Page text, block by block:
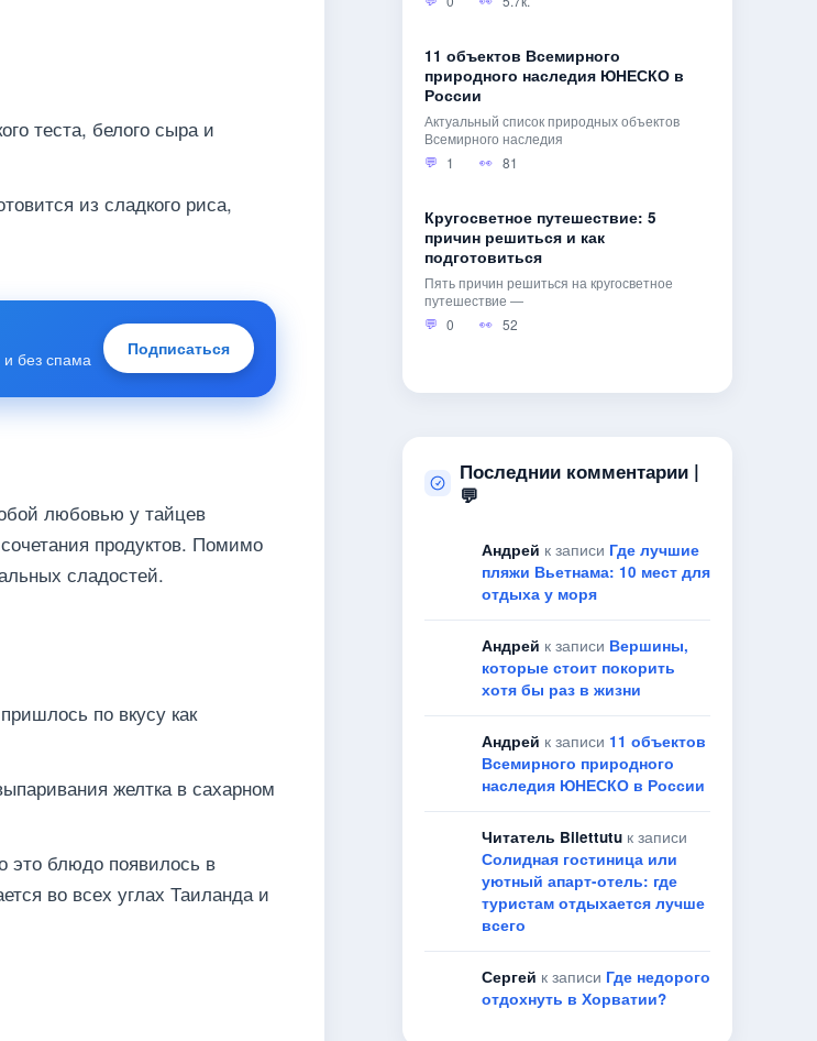
теста, белого сыра и
из сладкого риса,
и без спама
Подписаться
любовью у тайцев
продуктов. Помимо
сладостей.
по вкусу как
желтка в сахарном
это блюдо появилось в
во всех углах Таиланда и
11 объектов Всемирного
природного наследия ЮНЕСКО в
России
Актуальный список природных объектов
Всемирного наследия
1
81
Кругосветное путешествие: 5
причин решиться и как
подготовиться
Пять причин решиться на кругосветное
путешествие —
0
52
Последнии комментарии |
💬
Андрей к записи Где лучшие
пляжи Вьетнама: 10 мест для
отдыха у моря
Андрей к записи Вершины,
которые стоит покорить
хотя бы раз в жизни
Андрей к записи 11 объектов
Всемирного природного
наследия ЮНЕСКО в России
Читатель Bilettutu к записи
Солидная гостиница или
уютный апарт-отель: где
туристам отдыхается лучше
всего
Сергей к записи Где недорого
отдохнуть в Хорватии?